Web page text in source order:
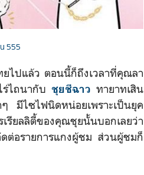
555
ไปแล้ว ตอนนี้ก็ถึงเวลาที่คุณลา
ไถนากับ ชุยชีฉาว ทายาทเสิน
มีไซไฟนิดหน่อยเพราะเป็นยุค
รียลลิตี้ของคุณชุยนั้นบอกเลยว่า
ต่อรายการแกงผู้ชม ส่วนผู้ชมก็